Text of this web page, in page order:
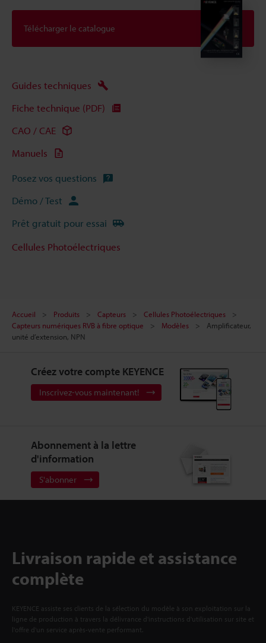
Télécharger le catalogue
Guides techniques
Fiche technique (PDF)
CAO / CAE
Manuels
Posez vos questions
Démo / Test
Prêt gratuit pour essai
Cellules Photoélectriques
Accueil Produits Capteurs
Cellules Photoélectriques
Capteurs numériques RVB à fibre optique
Modèles
Amplificateur,
unité d’extension, NPN
Créez votre compte KEYENCE
Inscrivez-vous maintenant!
Abonnement à la lettre
d'information
S'abonner
Livraison rapide et assistance
complète
KEYENCE assiste ses clients de la sélection du modèle à son exploitation sur la
ligne de production à travers la délivrance d'instructions d'utilisation sur site et
l'offre d'un service après-vente performant.